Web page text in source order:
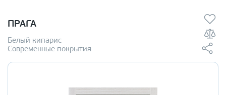
ПРАГА
Белый кипарис
Современные покрытия